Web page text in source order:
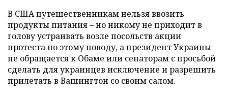
В США путешественникам нельзя ввозить
продукты питания – но никому не приходит в
голову устраивать возле посольств акции
протеста по этому поводу, а президент Украины
не обращается к Обаме или сенаторам с просьбой
сделать для украинцев исключение и разрешить
прилетать в Вашингтон со своим салом.